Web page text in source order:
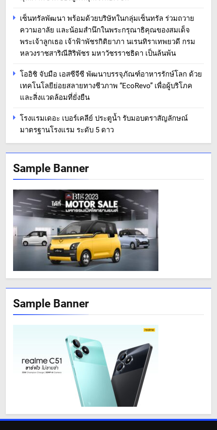
เซ็นทรัลพัฒนา พร้อมด้วยบริษัทในกลุ่มเซ็นทรัล ร่วมถวาย
ความอาลัย และน้อมสำนึกในพระกรุณาธิคุณของสมเด็จ
พระเจ้าลูกเธอ เจ้าฟ้าพัชรกิติยาภา นเรนทิราเทพยวดี กรม
หลวงราชสาริณีสิริพัชร มหาวัชรราชธิดา เป็นล้นพ้น
โออิชิ จับมือ เอสซีจีซี พัฒนาบรรจุภัณฑ์อาหารรักษ์โลก ด้วย
เทคโนโลยีย่อยสลายทางชีวภาพ “EcoRevo” เพื่อผู้บริโภค
และสิ่งแวดล้อมที่ยั่งยืน
โรงแรมเดอะ เบอร์เคลีย์ ประตูน้ำ รับมอบตราสัญลักษณ์
มาตรฐานโรงแรม ระดับ 5 ดาว
Sample Banner
Sample Banner